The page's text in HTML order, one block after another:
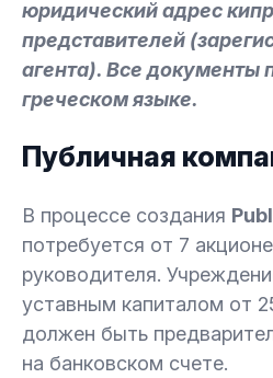
юридический адрес
представителей
агента). Все документы
греческом языке.
Публичная
В процессе создания
потребуется от 7
руководителя.
уставным капиталом от
должен быть
на банковском счете.